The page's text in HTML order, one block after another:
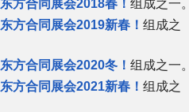
东方合同展会2018春！组成之一
东方合同展会2019新春！组成之
东方合同展会2020冬！组成之一
东方合同展会2021新春！组成之